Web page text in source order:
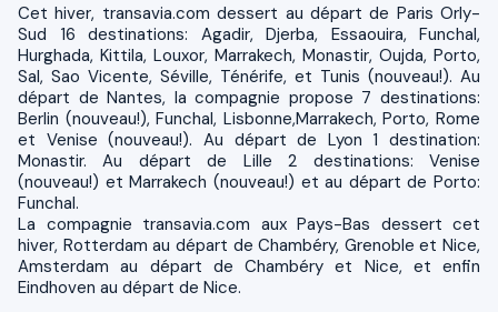
Cet hiver, transavia.com dessert au départ de Paris Orly-
Sud 16 destinations: Agadir, Djerba, Essaouira, Funchal,
Hurghada, Kittila, Louxor, Marrakech, Monastir, Oujda, Porto,
Sal, Sao Vicente, Séville, Ténérife, et Tunis (nouveau!). Au
départ de Nantes, la compagnie propose 7 destinations:
Berlin (nouveau!), Funchal, Lisbonne,Marrakech, Porto, Rome
et Venise (nouveau!). Au départ de Lyon 1 destination:
Monastir. Au départ de Lille 2 destinations: Venise
(nouveau!) et Marrakech (nouveau!) et au départ de Porto:
Funchal.
La compagnie transavia.com aux Pays-Bas dessert cet
hiver, Rotterdam au départ de Chambéry, Grenoble et Nice,
Amsterdam au départ de Chambéry et Nice, et enfin
Eindhoven au départ de Nice.